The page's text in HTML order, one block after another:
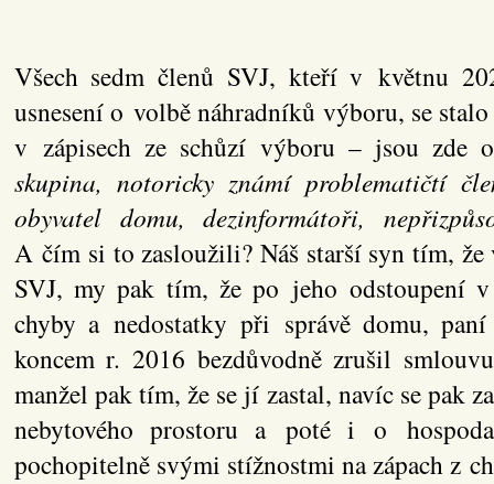
Všech sedm členů SVJ, kteří v květnu
usnesení o volbě náhradníků výboru, se
v zápisech ze schůzí výboru – jsou zde
skupina, notoricky známí problematičtí
obyvatel domu, dezinformátoři,
A čím si to zasloužili? Náš starší syn tím,
SVJ, my pak tím, že po jeho odstoupení
chyby a nedostatky při správě domu,
koncem r. 2016 bezdůvodně zrušil
manžel pak tím, že se jí zastal, navíc se pak
nebytového prostoru a poté i o
pochopitelně svými stížnostmi na zápach z